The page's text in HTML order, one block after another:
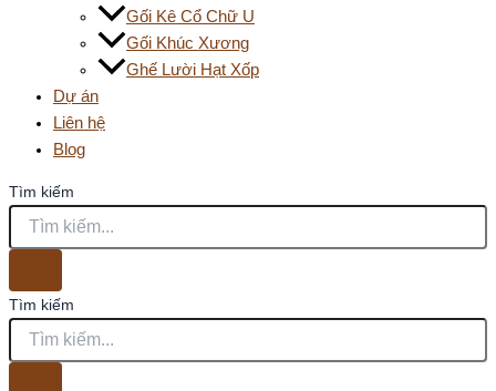
Gối Kê Cổ Chữ U
Gối Khúc Xương
Ghế Lười Hạt Xốp
Dự án
Liên hệ
Blog
Tìm kiếm
Tìm kiếm